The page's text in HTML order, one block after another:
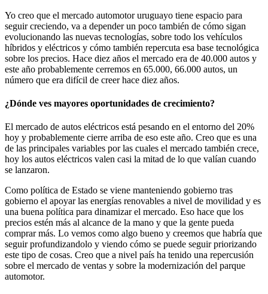
Yo creo que el mercado automotor uruguayo tiene espacio para
seguir creciendo, va a depender un poco también de cómo sigan
evolucionando las nuevas tecnologías, sobre todo los vehículos
híbridos y eléctricos y cómo también repercuta esa base tecnológica
sobre los precios. Hace diez años el mercado era de 40.000 autos y
este año probablemente cerremos en 65.000, 66.000 autos, un
número que era difícil de creer hace diez años.
¿Dónde ves mayores oportunidades de crecimiento?
El mercado de autos eléctricos está pesando en el entorno del 20%
hoy y probablemente cierre arriba de eso este año. Creo que es una
de las principales variables por las cuales el mercado también crece,
hoy los autos eléctricos valen casi la mitad de lo que valían cuando
se lanzaron.
Como política de Estado se viene manteniendo gobierno tras
gobierno el apoyar las energías renovables a nivel de movilidad y es
una buena política para dinamizar el mercado. Eso hace que los
precios estén más al alcance de la mano y que la gente pueda
comprar más. Lo vemos como algo bueno y creemos que habría que
seguir profundizandolo y viendo cómo se puede seguir priorizando
este tipo de cosas. Creo que a nivel país ha tenido una repercusión
sobre el mercado de ventas y sobre la modernización del parque
automotor.